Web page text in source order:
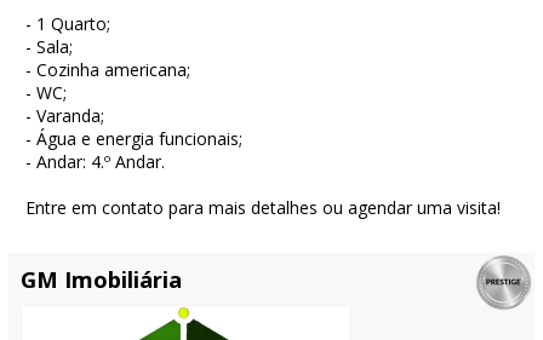
- 1 Quarto;
- Sala;
- Cozinha americana;
- WC;
- Varanda;
- Água e energia funcionais;
- Andar: 4.º Andar.
Entre em contato para mais detalhes ou agendar uma visita!
GM Imobiliária